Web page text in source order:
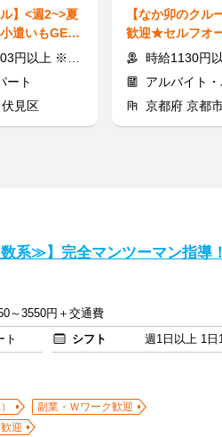
】<週2~>夏
遣いもGET♪
規定有)
※時間帯による
ート
見区
【なか卯のクル
歓迎★セルフオ
簡単接客◎髪型
時給1130円
アルバイト・
京都府 京都
数系≫】完全マンツーマン指導
～3550円＋交通費
ト シフト
週1日以上 1日
副業・Ｗワーク歓迎
迎